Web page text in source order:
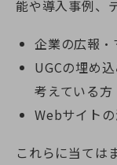
能や導入事例、
企業の広報
UGCの埋め
考えている方
Webサイト
これらに当ては